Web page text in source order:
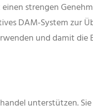
strengen
DAM-System zur
und damit die
unterstützen.